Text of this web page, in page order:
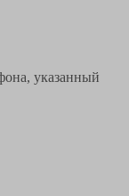
указанный